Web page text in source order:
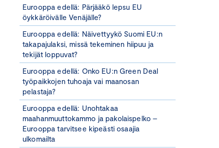
Eurooppa edellä: Pärjääkö lepsu EU
öykkäröivälle Venäjälle?
Eurooppa edellä: Näivettyykö Suomi EU:n
takapajulaksi, missä tekeminen hiipuu ja
tekijät loppuvat?
Eurooppa edellä: Onko EU:n Green Deal
työpaikkojen tuhoaja vai maanosan
pelastaja?
Eurooppa edellä: Unohtakaa
maahanmuuttokammo ja pakolaispelko –
Eurooppa tarvitsee kipeästi osaajia
ulkomailta